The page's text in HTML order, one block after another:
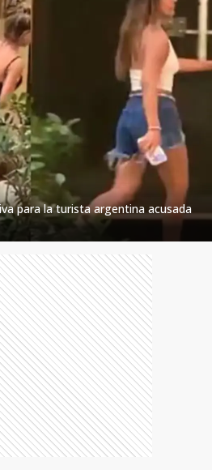
para la turista argentina acusada